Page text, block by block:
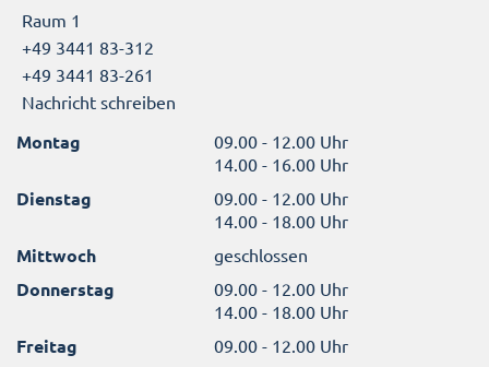
Raum 1
+49 3441 83-312
+49 3441 83-261
Nachricht schreiben
Montag
09.00 - 12.00 Uhr
14.00 - 16.00 Uhr
Dienstag
09.00 - 12.00 Uhr
14.00 - 18.00 Uhr
Mittwoch geschlossen
Donnerstag
09.00 - 12.00 Uhr
14.00 - 18.00 Uhr
Freitag 09.00 - 12.00 Uhr